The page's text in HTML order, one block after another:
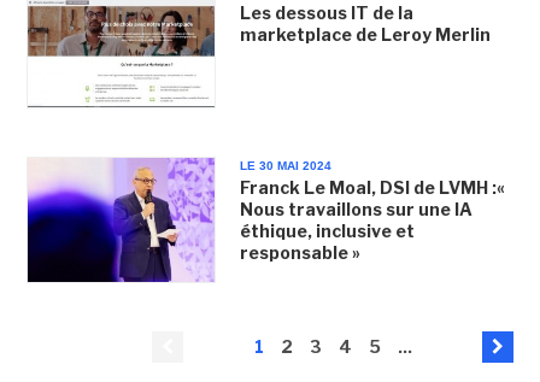
Les dessous IT de la
marketplace de Leroy Merlin
LE 30 MAI 2024
Franck Le Moal, DSI de LVMH :«
Nous travaillons sur une IA
éthique, inclusive et
responsable »
1 2 3 4 5 ...